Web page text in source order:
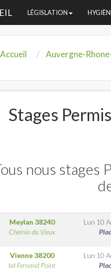
LÉGISLATION
Accueil Auvergne-
Stages
nous stages
Meylan 38240
Chemin du Vieux
Lun 10
Vienne38200
bd Fernand Point
Lun 10